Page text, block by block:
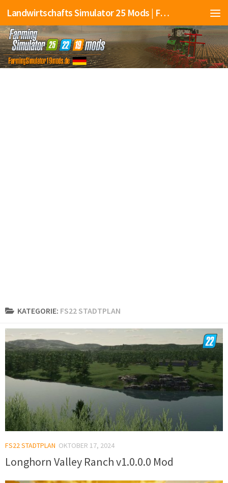
Landwirtschafts Simulator 25 Mods | Farming Simulator 25 Mods | FS25 Mods
KATEGORIE: FS22 STADTPLAN
FS22 STADTPLAN OKTOBER 17, 2024
Longhorn Valley Ranch v1.0.0.0 Mod